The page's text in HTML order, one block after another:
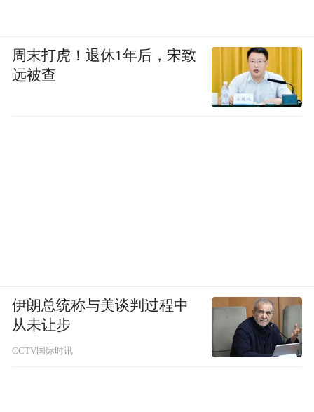
周末打虎！退休1年后，宋致
远被查
伊朗总统称与美谈判过程中
从未让步
CCTV国际时讯